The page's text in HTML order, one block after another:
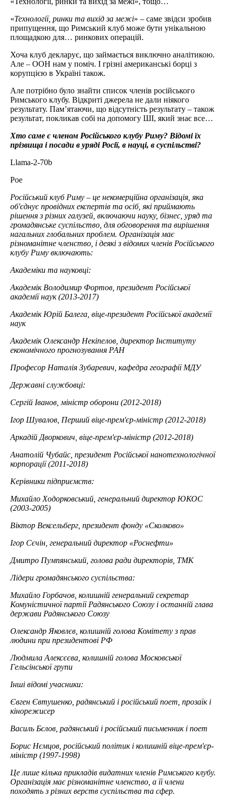
«Технології, ринки та вихід за межі» – саме звідси зробив
припущення, що Римський клуб може бути унікальною
площадкою для… ринкових операцій.
Хоча клуб декларує, що займається виключно аналітикою.
Але – ООН нам у поміч. І грізні американські борці з
корупцією в Україні також.
Але потрібно було знайти список членів російського
Римського клубу. Відкриті джерела не дали ніякого
результату. Пам’ятаючи, що відсутність результату – також
результат, покликав собі на допомогу ШІ, який знає все…
Хто саме є членом Російського клубу Риму? Відомі їх
прізвища і посади в уряді Росії, в науці, в суспільстві?
Llama-2-70b
Poe
Російський клуб Риму – це некомерційна організація, яка
об'єднує провідних експертів та осіб, які приймають
рішення з різних галузей, включаючи науку, бізнес, уряд та
громадянське суспільство, для обговорення та вирішення
нагальних глобальних проблем. Організація має
різноманітне членство, і деякі з відомих членів Російського
клубу Риму включають:
Академіки та науковці:
Академік Володимир Фортов, президент Російської
академії наук (2013-2017)
Академік Юрій Балега, віце-президент Російської академії
наук
Академік Олександр Некіпелов, директор Інституту
економічного прогнозування РАН
Професор Наталія Зубаревич, кафедра географії МДУ
Державні службовці:
Сергій Іванов, міністр оборони (2012-2018)
Ігор Шувалов, Перший віце-прем'єр-міністр (2012-2018)
Аркадій Дворкович, віце-прем'єр-міністр (2012-2018)
Анатолій Чубайс, президент Російської нанотехнологічної
корпорації (2011-2018)
Керівники підприємств:
Михайло Ходорковський, генеральний директор ЮКОС
(2003-2005)
Віктор Вексельберг, президент фонду «Сколково»
Ігор Сєчін, генеральний директор «Роснефти»
Дмитро Пумпянський, голова ради директорів, ТМК
Лідери громадянського суспільства:
Михайло Горбачов, колишній генеральний секретар
Комуністичної партії Радянського Союзу і останній глава
держави Радянського Союзу
Олександр Яковлєв, колишній голова Комітету з прав
людини при президентові РФ
Людмила Алексєєва, колишній голова Московської
Гельсінської групи
Інші відомі учасники:
Євген Євтушенко, радянський і російський поет, прозаїк і
кінорежисер
Василь Бєлов, радянський і російський письменник і поет
Борис Нємцов, російський політик і колишній віце-прем'єр-
міністр (1997-1998)
Це лише кілька прикладів видатних членів Римського клубу.
Організація має різноманітне членство, а її члени
походять з різних верств суспільства та сфер.